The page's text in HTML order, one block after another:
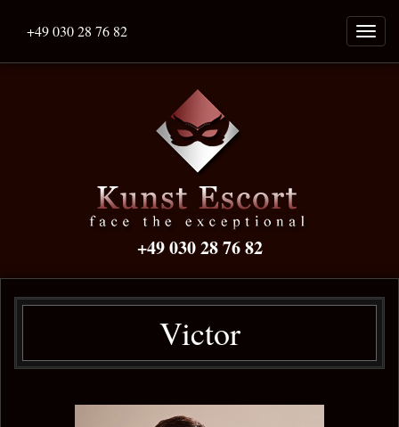
+49 030 28 76 82
ein-/
+49 030 28 76 82
Victor